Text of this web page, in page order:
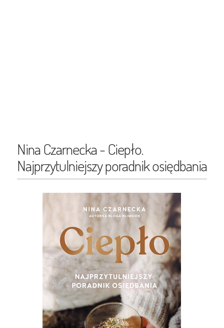
Nina Czarnecka - Ciepło.
Najprzytulniejszy poradnik osiędbania